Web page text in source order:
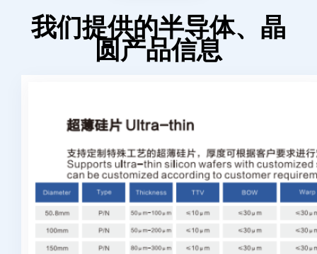
我们提供的半导体、晶
圆产品信息